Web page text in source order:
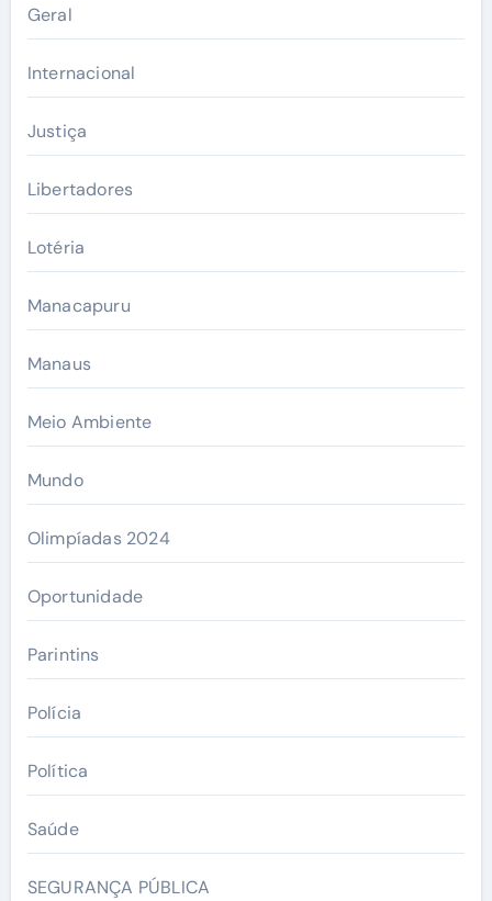
Geral
Internacional
Justiça
Libertadores
Lotéria
Manacapuru
Manaus
Meio Ambiente
Mundo
Olimpíadas 2024
Oportunidade
Parintins
Polícia
Política
Saúde
SEGURANÇA PÚBLICA